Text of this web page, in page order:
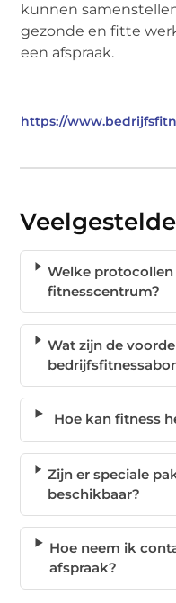
kunnen
gezonde en fitte
een afspraak.
https://
Welke
fitnesscentrum?
Wat zijn de
Hoe kan fitness
Zijn er speciale
beschikbaar?
Hoe neem ik
afspraak?